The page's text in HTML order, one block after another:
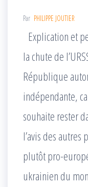
Par PHILIPPE JOUTIER
Explication et
la chute de
République
indépendante,
souhaite rester
l’avis des
plutôt pro-
ukrainien du